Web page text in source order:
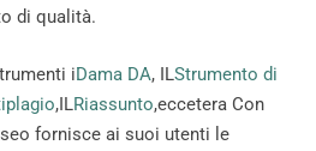
di qualità.
iDama DA, ILStrumento di
,ILRiassunto,eccetera Con
fornisce ai suoi utenti le